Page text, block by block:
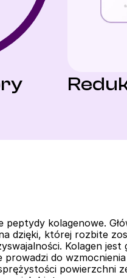
peptydy kolagenowe.
dzięki, której rozbite
Kolagen
prowadzi do
powierzchni